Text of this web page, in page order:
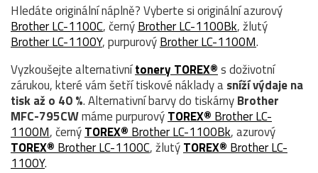
Hledáte originální náplně? Vyberte si originální azurový
Brother LC-1100C, černýBrother LC-1100Bk, žlutý
Brother LC-1100Y, purpurovýBrother LC-1100M.
Vyzkoušejte alternativnítonery TOREX®s doživotní
zárukou, které vám šetří tiskové náklady asníží výdaje na
tisk až o 40 %. Alternativní barvy do tiskárnyBrother
MFC-795CWmáme purpurovýTOREX® Brother LC-
1100M, černýTOREX® Brother LC-1100Bk, azurový
TOREX® Brother LC-1100C, žlutýTOREX® Brother LC-
1100Y.